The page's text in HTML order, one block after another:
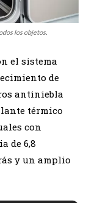
los objetos.
el sistema
de
antiniebla
térmico
con
de 6,8
y un amplio